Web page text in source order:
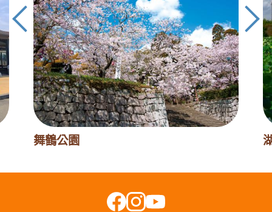
舞鶴公園